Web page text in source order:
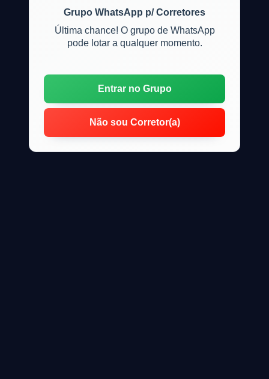
Grupo WhatsApp p/ Corretores
Última chance! O grupo de WhatsApp
pode lotar a qualquer momento.
Entrar no Grupo
Não sou Corretor(a)